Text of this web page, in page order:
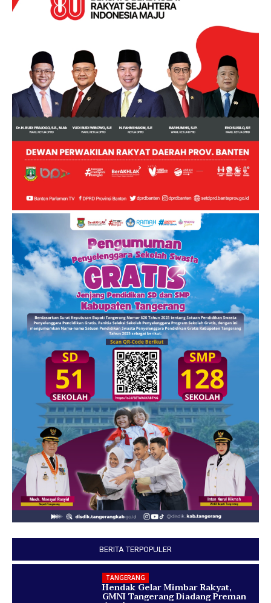
BERITA TERPOPULER
TANGERANG
Hendak Gelar Mimbar Rakyat,
GMNI Tangerang Diadang Preman